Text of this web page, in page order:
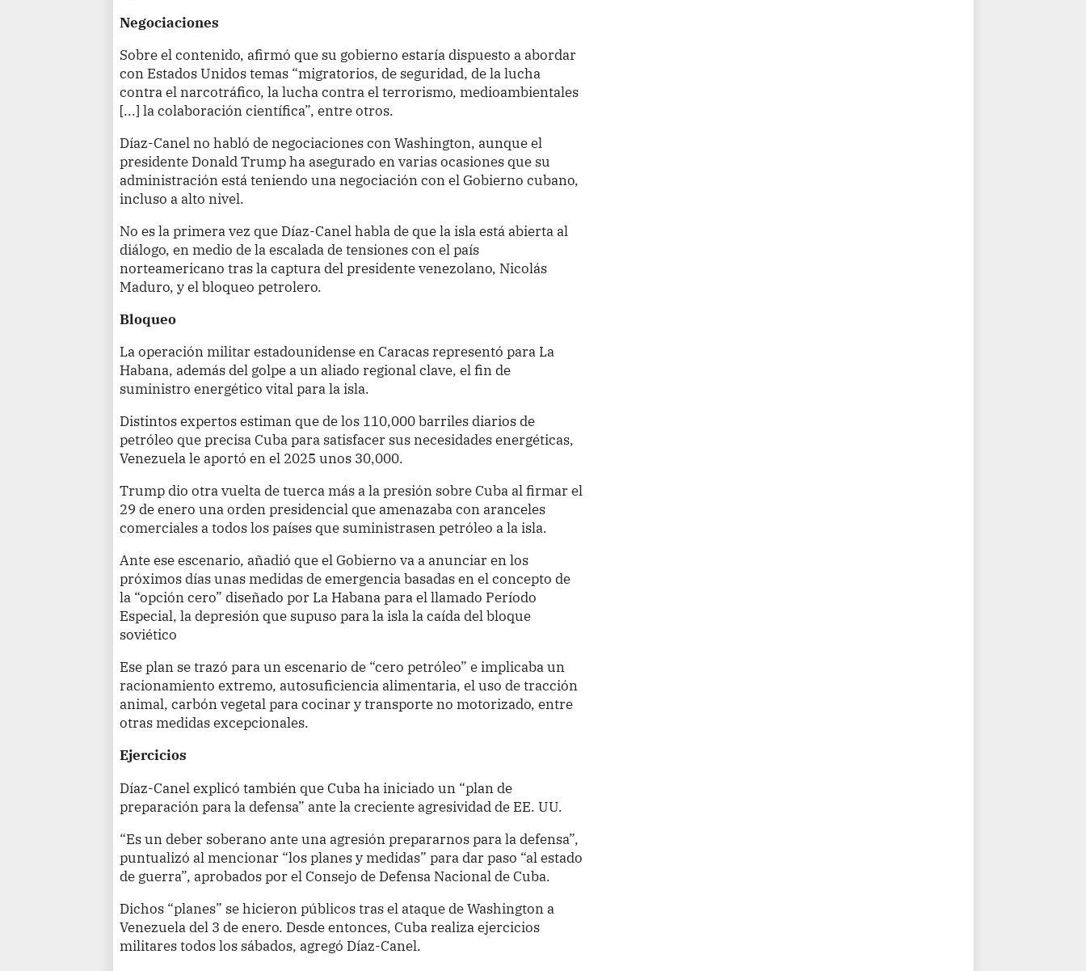
Negociaciones
Sobre el contenido, afirmó que su gobierno estaría dispuesto a abordar
con Estados Unidos temas “migratorios, de seguridad, de la lucha
contra el narcotráfico, la lucha contra el terrorismo, medioambientales
[...] la colaboración científica”, entre otros.
Díaz-Canel no habló de negociaciones con Washington, aunque el
presidente Donald Trump ha asegurado en varias ocasiones que su
administración está teniendo una negociación con el Gobierno cubano,
incluso a alto nivel.
No es la primera vez que Díaz-Canel habla de que la isla está abierta al
diálogo, en medio de la escalada de tensiones con el país
norteamericano tras la captura del presidente venezolano, Nicolás
Maduro, y el bloqueo petrolero.
Bloqueo
La operación militar estadounidense en Caracas representó para La
Habana, además del golpe a un aliado regional clave, el fin de
suministro energético vital para la isla.
Distintos expertos estiman que de los 110,000 barriles diarios de
petróleo que precisa Cuba para satisfacer sus necesidades energéticas,
Venezuela le aportó en el 2025 unos 30,000.
Trump dio otra vuelta de tuerca más a la presión sobre Cuba al firmar el
29 de enero una orden presidencial que amenazaba con aranceles
comerciales a todos los países que suministrasen petróleo a la isla.
Ante ese escenario, añadió que el Gobierno va a anunciar en los
próximos días unas medidas de emergencia basadas en el concepto de
la “opción cero” diseñado por La Habana para el llamado Período
Especial, la depresión que supuso para la isla la caída del bloque
soviético
Ese plan se trazó para un escenario de “cero petróleo” e implicaba un
racionamiento extremo, autosuficiencia alimentaria, el uso de tracción
animal, carbón vegetal para cocinar y transporte no motorizado, entre
otras medidas excepcionales.
Ejercicios
Díaz-Canel explicó también que Cuba ha iniciado un “plan de
preparación para la defensa” ante la creciente agresividad de EE. UU.
“Es un deber soberano ante una agresión prepararnos para la defensa”,
puntualizó al mencionar “los planes y medidas” para dar paso “al estado
de guerra”, aprobados por el Consejo de Defensa Nacional de Cuba.
Dichos “planes” se hicieron públicos tras el ataque de Washington a
Venezuela del 3 de enero. Desde entonces, Cuba realiza ejercicios
militares todos los sábados, agregó Díaz-Canel.